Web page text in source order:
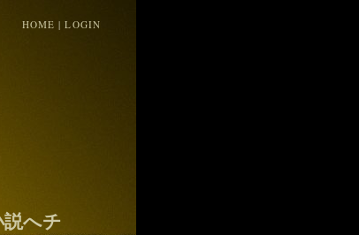
HOME |LOGIN
へチ